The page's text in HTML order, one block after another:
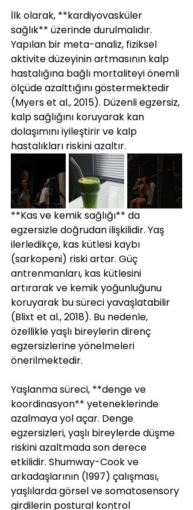
İlk olarak, **kardiyovasküler
sağlık** üzerinde durulmalıdır.
Yapılan bir meta-analiz, fiziksel
aktivite düzeyinin artmasının kalp
hastalığına bağlı mortaliteyi önemli
ölçüde azalttığını göstermektedir
(Myers et al., 2015). Düzenli egzersiz,
kalp sağlığını koruyarak kan
dolaşımını iyileştirir ve kalp
hastalıkları riskini azaltır.
**Kas ve kemik sağlığı** da
egzersizle doğrudan ilişkilidir. Yaş
ilerledikçe, kas kütlesi kaybı
(sarkopeni) riski artar. Güç
antrenmanları, kas kütlesini
artırarak ve kemik yoğunluğunu
koruyarak bu süreci yavaşlatabilir
(Blixt et al., 2018). Bu nedenle,
özellikle yaşlı bireylerin direnç
egzersizlerine yönelmeleri
önerilmektedir.
Yaşlanma süreci, **denge ve
koordinasyon** yeteneklerinde
azalmaya yol açar. Denge
egzersizleri, yaşlı bireylerde düşme
riskini azaltmada son derece
etkilidir. Shumway-Cook ve
arkadaşlarının (1997) çalışması,
yaşlılarda görsel ve somatosensory
girdilerin postural kontrol